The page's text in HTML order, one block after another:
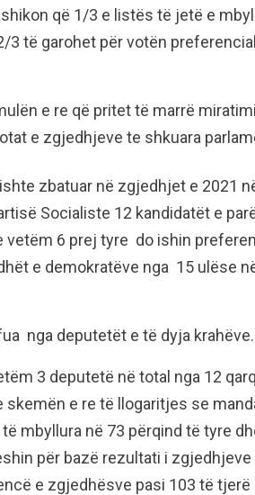
që 1/3 e listës të jetë e
3 të garohet për votën
e re që pritet të marrë
e zgjedhjeve te shkuara
zbatuar në zgjedhjet e 2021
Socialiste 12 kandidatët e
6 prej tyre do ishin
e demokratëve nga 15 ulëse
nga deputetët e të dyja krahëve.
3 deputetë në total nga 12
e re të llogaritjes se
mbyllura në 73 përqind të tyre
për bazë rezultati i
e zgjedhësve pasi 103 të